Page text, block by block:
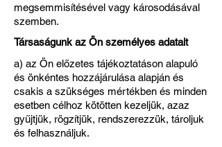
megsemmisítésével vagy károsodásával
szemben.
Társaságunk az Ön személyes adatait
a) az Ön előzetes tájékoztatáson alapuló
és önkéntes hozzájárulása alapján és
csakis a szükséges mértékben és minden
esetben célhoz kötötten kezeljük, azaz
gyűjtjük, rögzítjük, rendszerezzük, tároljuk
és felhasználjuk.